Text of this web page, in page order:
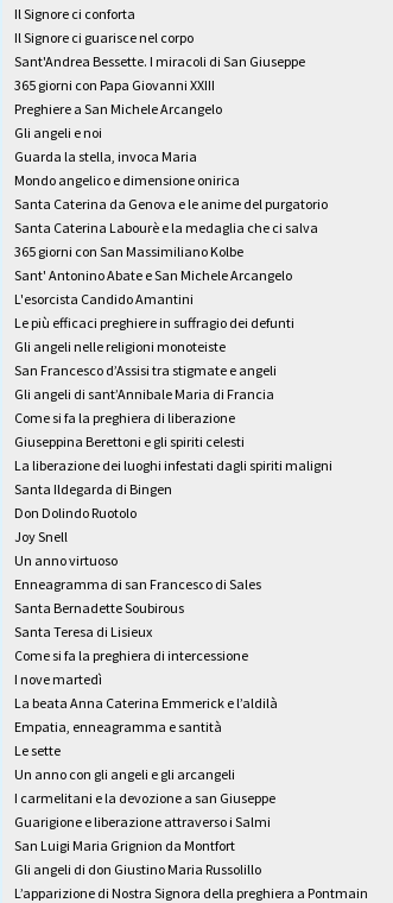
Il Signore ci conforta
Il Signore ci guarisce nel corpo
Sant'Andrea Bessette. I miracoli di San Giuseppe
365 giorni con Papa Giovanni XXIII
Preghiere a San Michele Arcangelo
Gli angeli e noi
Guarda la stella, invoca Maria
Mondo angelico e dimensione onirica
Santa Caterina da Genova e le anime del purgatorio
Santa Caterina Labourè e la medaglia che ci salva
365 giorni con San Massimiliano Kolbe
Sant' Antonino Abate e San Michele Arcangelo
L'esorcista Candido Amantini
Le più efficaci preghiere in suffragio dei defunti
Gli angeli nelle religioni monoteiste
San Francesco d’Assisi tra stigmate e angeli
Gli angeli di sant’Annibale Maria di Francia
Come si fa la preghiera di liberazione
Giuseppina Berettoni e gli spiriti celesti
La liberazione dei luoghi infestati dagli spiriti maligni
Santa Ildegarda di Bingen
Don Dolindo Ruotolo
Joy Snell
Un anno virtuoso
Enneagramma di san Francesco di Sales
Santa Bernadette Soubirous
Santa Teresa di Lisieux
Come si fa la preghiera di intercessione
I nove martedì
La beata Anna Caterina Emmerick e l’aldilà
Empatia, enneagramma e santità
Le sette
Un anno con gli angeli e gli arcangeli
I carmelitani e la devozione a san Giuseppe
Guarigione e liberazione attraverso i Salmi
San Luigi Maria Grignion da Montfort
Gli angeli di don Giustino Maria Russolillo
L’apparizione di Nostra Signora della preghiera a Pontmain